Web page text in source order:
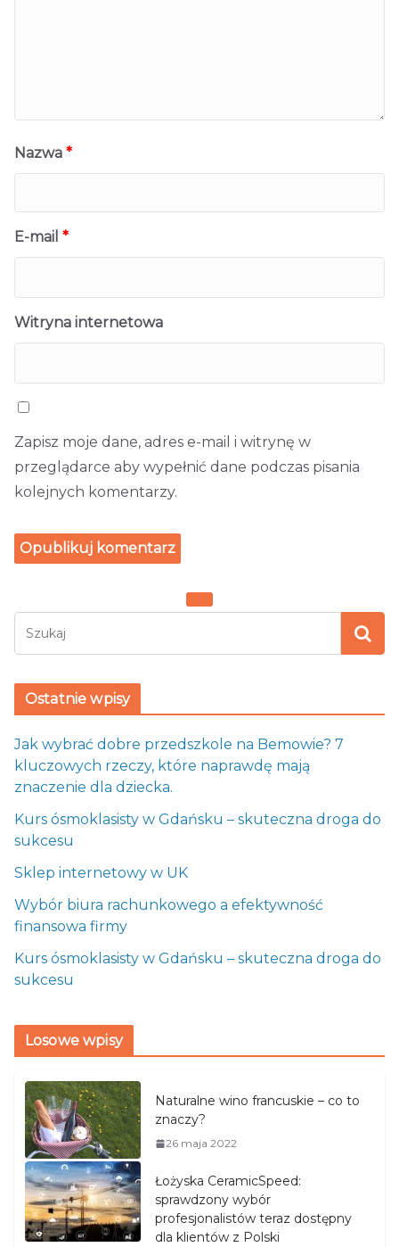
Nazwa *
E-mail *
Witryna internetowa
Zapisz moje dane, adres e-mail i witrynę w
przeglądarce aby wypełnić dane podczas pisania
kolejnych komentarzy.
Ostatnie wpisy
Jak wybrać dobre przedszkole na Bemowie? 7
kluczowych rzeczy, które naprawdę mają
znaczenie dla dziecka.
Kurs ósmoklasisty w Gdańsku – skuteczna droga do
sukcesu
Sklep internetowy w UK
Wybór biura rachunkowego a efektywność
finansowa firmy
Kurs ósmoklasisty w Gdańsku – skuteczna droga do
sukcesu
Losowe wpisy
Naturalne wino francuskie – co to
znaczy?
26 maja 2022
Łożyska CeramicSpeed:
sprawdzony wybór
profesjonalistów teraz dostępny
dla klientów z Polski